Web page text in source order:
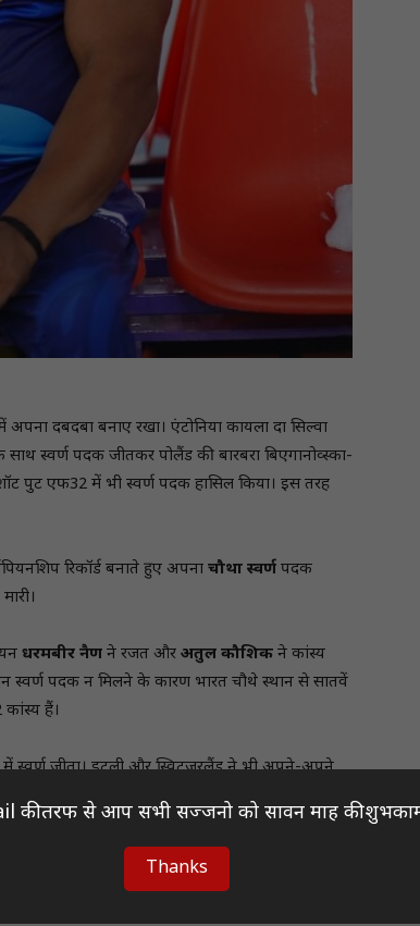
दबदबा बनाए रखा। एंटोनिया कायला दा सिल्वा
साथ स्वर्ण पदक जीतकर पोलैंड की बारबरा बिएगानोव्स्का-
पुट एफ32 में भी स्वर्ण पदक हासिल किया। इस तरह
रिकॉर्ड बनाते हुए अपना चौथा स्वर्ण पदक
धरमबीर नैण ने रजत और अतुल कौशिक ने कांस्य
स्वर्ण पदक न मिलने के कारण भारत चौथे स्थान से सातवें
हैं।
स्वर्ण जीता। इटली और स्विट्ज़रलैंड ने भी अपने-अपने
थ्रो एफ37 में हनी और 400 मीटर में दिलीप महादु
शॉट पुट एफ46 फ़ाइनल स्थगित करना पड़ा।
की तरफ से आप सभी सज्जनो को सावन माह की
Thanks